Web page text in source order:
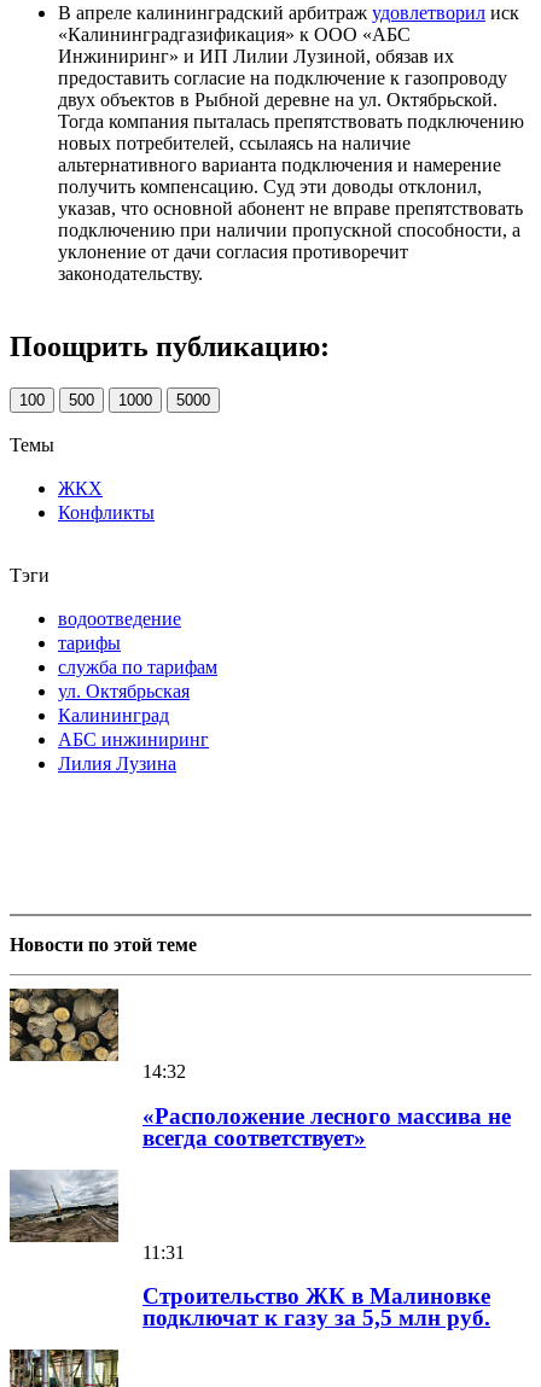
В апреле калининградский арбитраж удовлетворил иск
«Калининградгазификация» к ООО «АБС
Инжиниринг» и ИП Лилии Лузиной, обязав их
предоставить согласие на подключение к газопроводу
двух объектов в Рыбной деревне на ул. Октябрьской.
Тогда компания пыталась препятствовать подключению
новых потребителей, ссылаясь на наличие
альтернативного варианта подключения и намерение
получить компенсацию. Суд эти доводы отклонил,
указав, что основной абонент не вправе препятствовать
подключению при наличии пропускной способности, а
уклонение от дачи согласия противоречит
законодательству.
Поощрить публикацию:
100 500 1000 5000
Темы
ЖКХ
Конфликты
Тэги
водоотведение
тарифы
служба по тарифам
ул. Октябрьская
Калининград
АБС инжиниринг
Лилия Лузина
Новости по этой теме
14:32
«Расположение лесного массива не
всегда соответствует»
11:31
Строительство ЖК в Малиновке
подключат к газу за 5,5 млн руб.